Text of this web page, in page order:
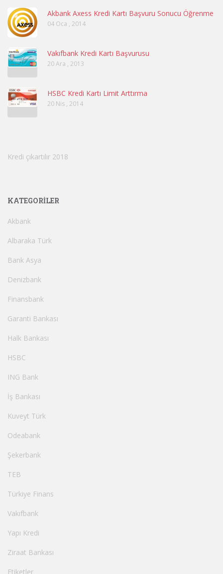
Akbank Axess Kredi Kartı Başvuru Sonucu Öğrenme
04 Oca , 2014
Vakıfbank Kredi Kartı Başvurusu
20 Ara , 2013
HSBC Kredi Kartı Limit Arttırma
20 Nis , 2014
Kredi çıkartılır 2018
KATEGORILER
Akbank
Albaraka Türk
Bank Asya
Denizbank
Finansbank
Garanti Bankası
Halk Bankası
HSBC
ING Bank
İş Bankası
Kuveyt Türk
Odeabank
Şekerbank
TEB
Türkiye Finans
Vakıfbank
Yapı Kredi
Ziraat Bankası
Etiketler